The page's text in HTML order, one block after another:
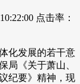
点击率：
化发展的若干意
局《关于萧山、
纪要》精神，现